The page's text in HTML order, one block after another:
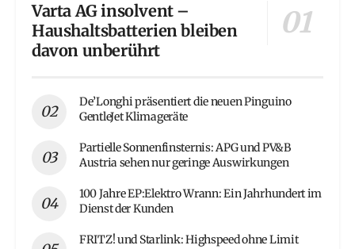
Varta AG insolvent –
Haushaltsbatterien bleiben
davon unberührt
De’Longhi präsentiert die neuen Pinguino
GentleJet Klimageräte
Partielle Sonnenfinsternis: APG und PV&B
Austria sehen nur geringe Auswirkungen
100 Jahre EP:Elektro Wrann: Ein Jahrhundert im
Dienst der Kunden
FRITZ! und Starlink: Highspeed ohne Limit